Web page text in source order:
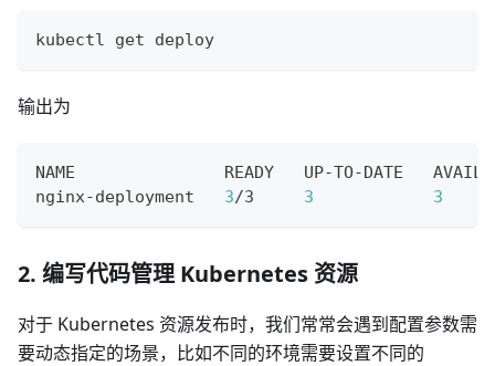
kubectl get deploy
输出为
NAME               READY   UP-TO-DATE
nginx-deployment 3/3 3 3
2. 编写代码管理 Kubernetes 资源
对于 Kubernetes 资源发布时，我们常常会遇到配置参数需
要动态指定的场景，比如不同的环境需要设置不同的